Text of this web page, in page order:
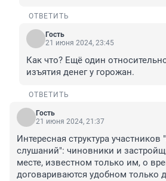
ОТВЕТИТЬ
Гость
21 июня 2024, 23:45
Как что? Ещё один
изъятия денег у горожан.
ОТВЕТИТЬ
Гость
21 июня 2024, 21:37
Интересная структура
слушаний": чиновники и
месте, известном только им, о
договариваются удобном только